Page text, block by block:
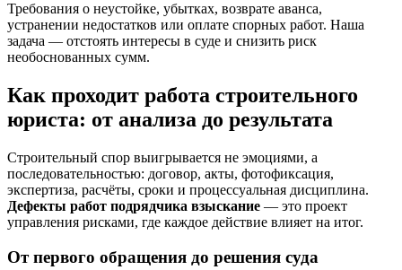
Требования о неустойке, убытках, возврате аванса,
устранении недостатков или оплате спорных работ. Наша
задача — отстоять интересы в суде и снизить риск
необоснованных сумм.
Как проходит работа строительного
юриста: от анализа до результата
Строительный спор выигрывается не эмоциями, а
последовательностью: договор, акты, фотофиксация,
экспертиза, расчёты, сроки и процессуальная дисциплина.
Дефекты работ подрядчика взыскание — это проект
управления рисками, где каждое действие влияет на итог.
От первого обращения до решения суда